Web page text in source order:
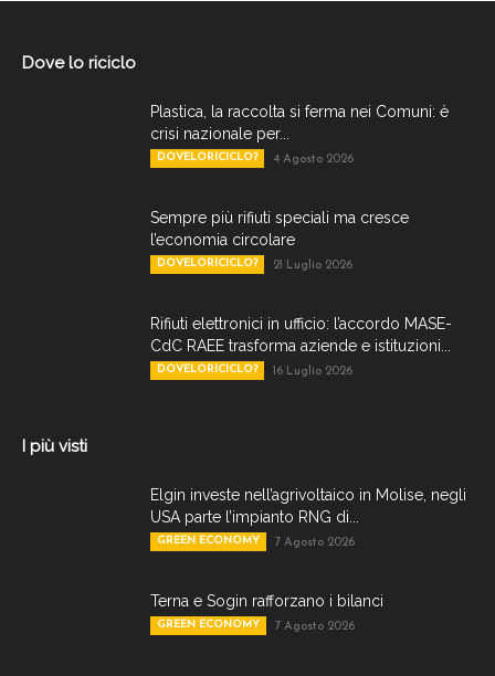
Dove lo riciclo
Plastica, la raccolta si ferma nei Comuni: è
crisi nazionale per...
DOVELORICICLO? 4 Agosto 2026
Sempre più rifiuti speciali ma cresce
l’economia circolare
DOVELORICICLO? 21 Luglio 2026
Rifiuti elettronici in ufficio: l’accordo MASE-
CdC RAEE trasforma aziende e istituzioni...
DOVELORICICLO? 16 Luglio 2026
I più visti
Elgin investe nell’agrivoltaico in Molise, negli
USA parte l’impianto RNG di...
GREEN ECONOMY 7 Agosto 2026
Terna e Sogin rafforzano i bilanci
GREEN ECONOMY 7 Agosto 2026